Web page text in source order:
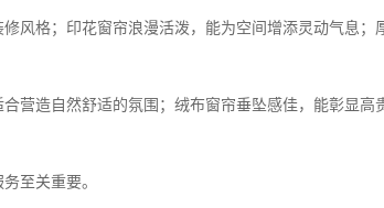
风格；印花窗帘浪漫活泼，能为空间增添灵动气息
营造自然舒适的氛围；绒布窗帘垂坠感佳，能彰显高
至关重要。